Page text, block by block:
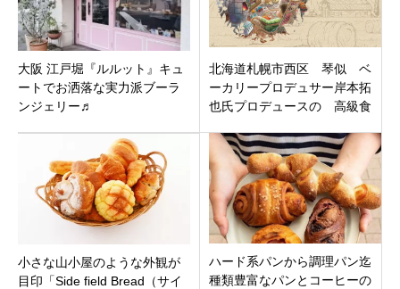
大阪 江戸堀『ルルット』キュ
ートでお洒落な実力派ブーラ
ンジェリー♬
北海道札幌市西区 琴似 ベ
ーカリープロデュサー岸本拓
也氏プロデュースの 高級食
さ」
小さな山小屋のような外観が
目印「Side field Bread（サイ
ハード系パンから調理パン迄
種類豊富なパンとコーヒーの